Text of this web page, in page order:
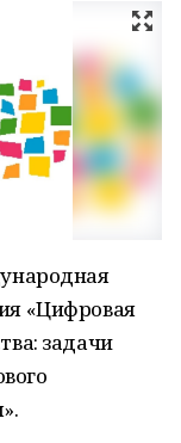
«Цифровая
задачи